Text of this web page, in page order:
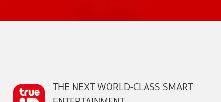
THE NEXT WORLD-CLASS SMART